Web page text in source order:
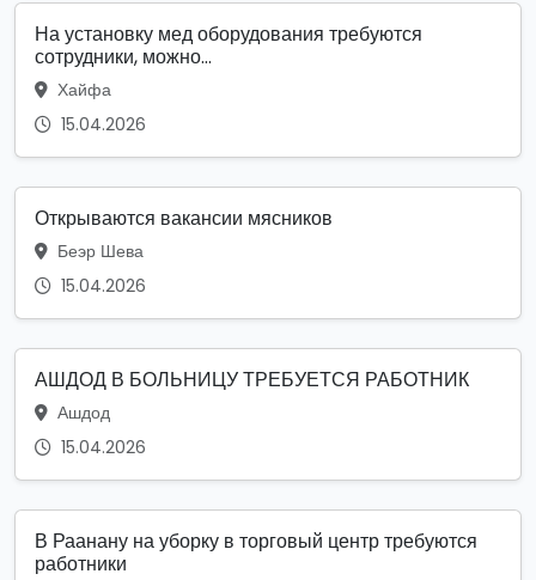
На установку мед оборудования требуются
сотрудники, можно...
Хайфа
15.04.2026
Открываются вакансии мясников
Беэр Шева
15.04.2026
АШДОД В БОЛЬНИЦУ ТРЕБУЕТСЯ РАБОТНИК
Ашдод
15.04.2026
В Раанану на уборку в торговый центр требуются
работники